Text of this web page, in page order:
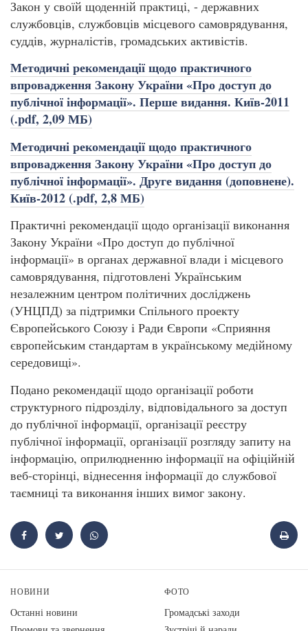
Закон у своїй щоденній практиці, - державних
службовців, службовців місцевого самоврядування,
суддів, журналістів, громадських активістів.
Методичні рекомендації щодо практичного
впровадження Закону України «Про доступ до
публічної інформації». Перше видання. Київ-2011
(.pdf, 2,09 МБ)
Методичні рекомендації щодо практичного
впровадження Закону України «Про доступ до
публічної інформації». Друге видання (доповнене).
Київ-2012 (.pdf, 2,8 МБ)
Практичні рекомендації щодо організації виконання
Закону України «Про доступ до публічної
інформації» в органах державної влади і місцевого
самоврядування, підготовлені Українським
незалежним центром політичних досліджень
(УНЦПД) за підтримки Спільного проекту
Європейського Союзу і Ради Європи «Сприяння
європейським стандартам в українському медійному
середовищі».
Подано рекомендації щодо організації роботи
структурного підрозділу, відповідального за доступ
до публічної інформації, організації реєстру
публічної інформації, організації розгляду запиту на
інформацію, оприлюдненню інформації на офіційній
веб-сторінці, віднесення інформації до службової
таємниці та виконання інших вимог закону.
НОВИНИ
Останні новини
ФОТО
Громадські заходи